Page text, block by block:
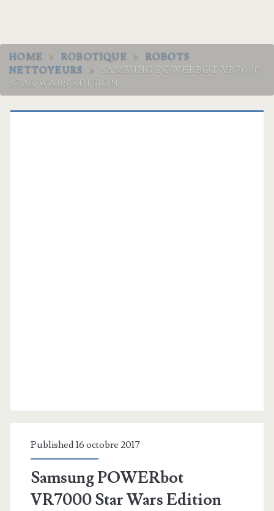
HOME > ROBOTIQUE >
ROBOTS
NETTOYEURS
>
SAMSUNG POWERBOT VR7000
STAR WARS EDITION
Published 16 octobre 2017
Samsung POWERbot
VR7000 Star Wars Edition